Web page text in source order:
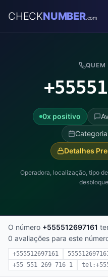
CHECKNUMBER.com
QUEM
0x positivo
Detalhes
Operadora, localização, tipo
O número +555512697161
0 avaliações para este
+555512697161
+55 551 269 716 1